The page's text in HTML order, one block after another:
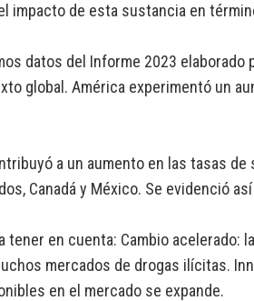
impacto de esta sustancia en
datos del Informe 2023 elaborado
global. América experimentó un
a un aumento en las tasas
Canadá y México. Se evidenció
tener en cuenta: Cambio
mercados de drogas ilícitas.
en el mercado se expande.